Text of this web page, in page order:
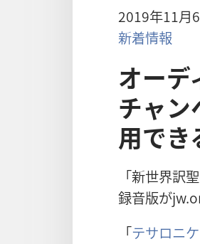
2019年11月
新着情報
オーデ
チャン
用でき
「新世界訳
録音版が
「テサロニ